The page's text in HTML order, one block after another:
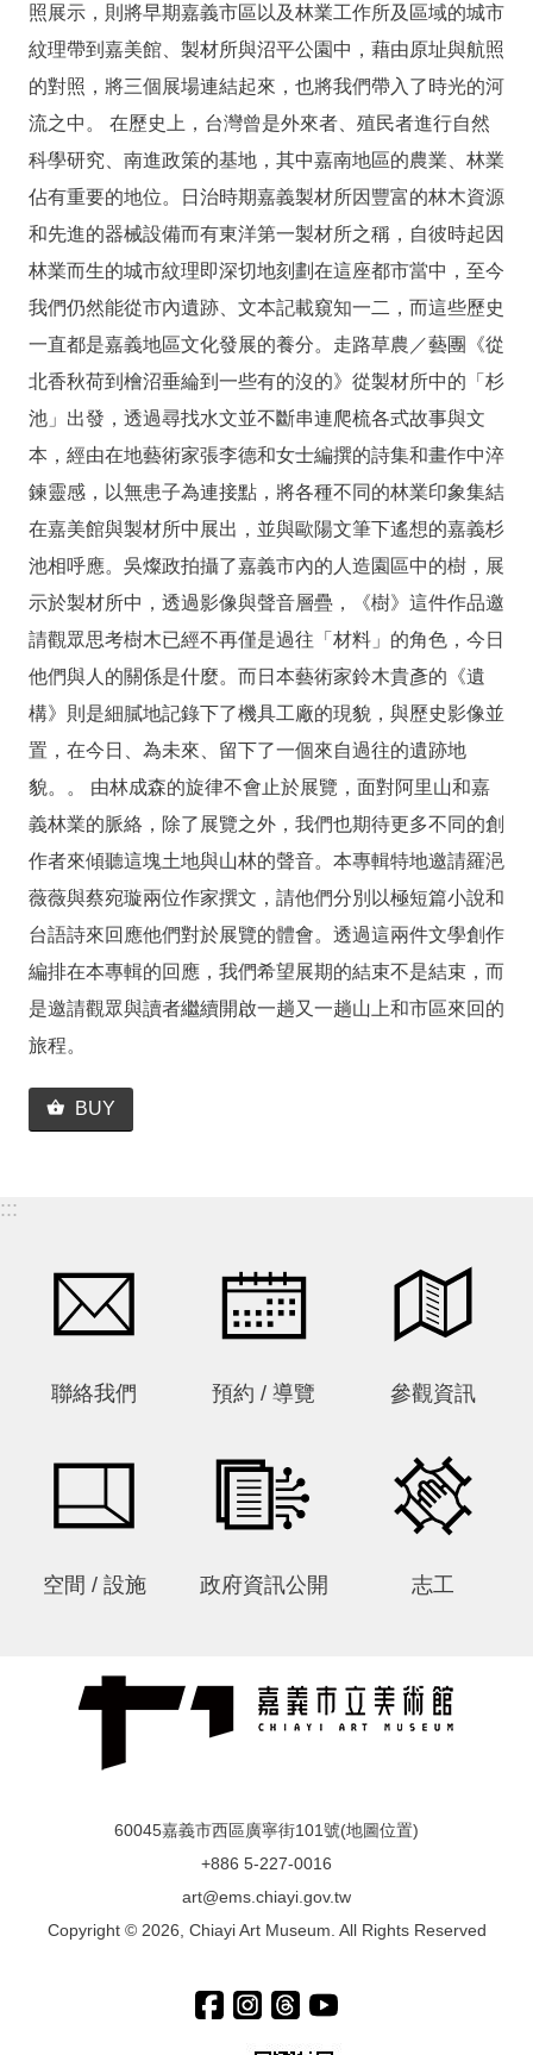
照展示，則將早期嘉義市區以及林業工作所及區域的城市
紋理帶到嘉美館、製材所與沼平公園中，藉由原址與航照
的對照，將三個展場連結起來，也將我們帶入了時光的河
流之中。 在歷史上，台灣曾是外來者、殖民者進行自然
科學研究、南進政策的基地，其中嘉南地區的農業、林業
佔有重要的地位。日治時期嘉義製材所因豐富的林木資源
和先進的器械設備而有東洋第一製材所之稱，自彼時起因
林業而生的城市紋理即深切地刻劃在這座都市當中，至今
我們仍然能從市內遺跡、文本記載窺知一二，而這些歷史
一直都是嘉義地區文化發展的養分。走路草農／藝團《從
北香秋荷到檜沼垂綸到一些有的沒的》從製材所中的「杉
池」出發，透過尋找水文並不斷串連爬梳各式故事與文
本，經由在地藝術家張李德和女士編撰的詩集和畫作中淬
鍊靈感，以無患子為連接點，將各種不同的林業印象集結
在嘉美館與製材所中展出，並與歐陽文筆下遙想的嘉義杉
池相呼應。吳燦政拍攝了嘉義市內的人造園區中的樹，展
示於製材所中，透過影像與聲音層疊，《樹》這件作品邀
請觀眾思考樹木已經不再僅是過往「材料」的角色，今日
他們與人的關係是什麼。而日本藝術家鈴木貴彥的《遺
構》則是細膩地記錄下了機具工廠的現貌，與歷史影像並
置，在今日、為未來、留下了一個來自過往的遺跡地
貌。。 由林成森的旋律不會止於展覽，面對阿里山和嘉
義林業的脈絡，除了展覽之外，我們也期待更多不同的創
作者來傾聽這塊土地與山林的聲音。本專輯特地邀請羅浥
薇薇與蔡宛璇兩位作家撰文，請他們分別以極短篇小說和
台語詩來回應他們對於展覽的體會。透過這兩件文學創作
編排在本專輯的回應，我們希望展期的結束不是結束，而
是邀請觀眾與讀者繼續開啟一趟又一趟山上和市區來回的
旅程。
BUY
聯絡我們 預約 / 導覽 參觀資訊
空間 / 設施 政府資訊公開 志工
:::
60045嘉義市西區廣寧街101號(地圖位置)
+886 5-227-0016
art@ems.chiayi.gov.tw
Copyright © 2026, Chiayi Art Museum. All Rights Reserved